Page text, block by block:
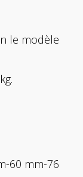
le modèle
60 mm-76